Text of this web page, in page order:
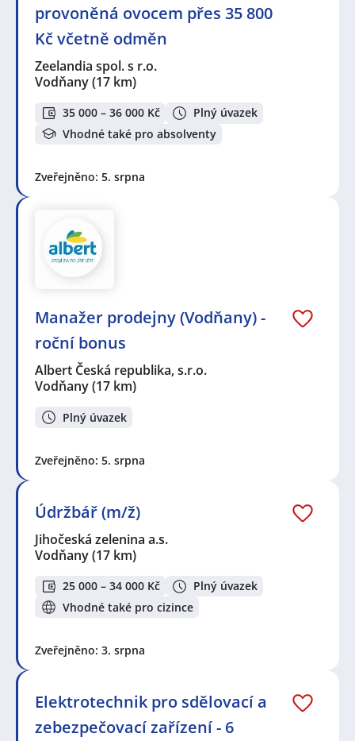
provoněná ovocem přes 35 800
Kč včetně odměn
Zeelandia spol. s r.o.
Vodňany(17 km)
35 000 – 36 000 Kč
Plný úvazek
Vhodné také pro absolventy
Zveřejněno: 5. srpna
Manažer prodejny (Vodňany) -
roční bonus
Albert Česká republika, s.r.o.
Vodňany(17 km)
Plný úvazek
Zveřejněno: 5. srpna
Údržbář (m/ž)
Jihočeská zelenina a.s.
Vodňany(17 km)
25 000 – 34 000 Kč
Plný úvazek
Vhodné také pro cizince
Zveřejněno: 3. srpna
Elektrotechnik pro sdělovací a
zebezpečovací zařízení - 6